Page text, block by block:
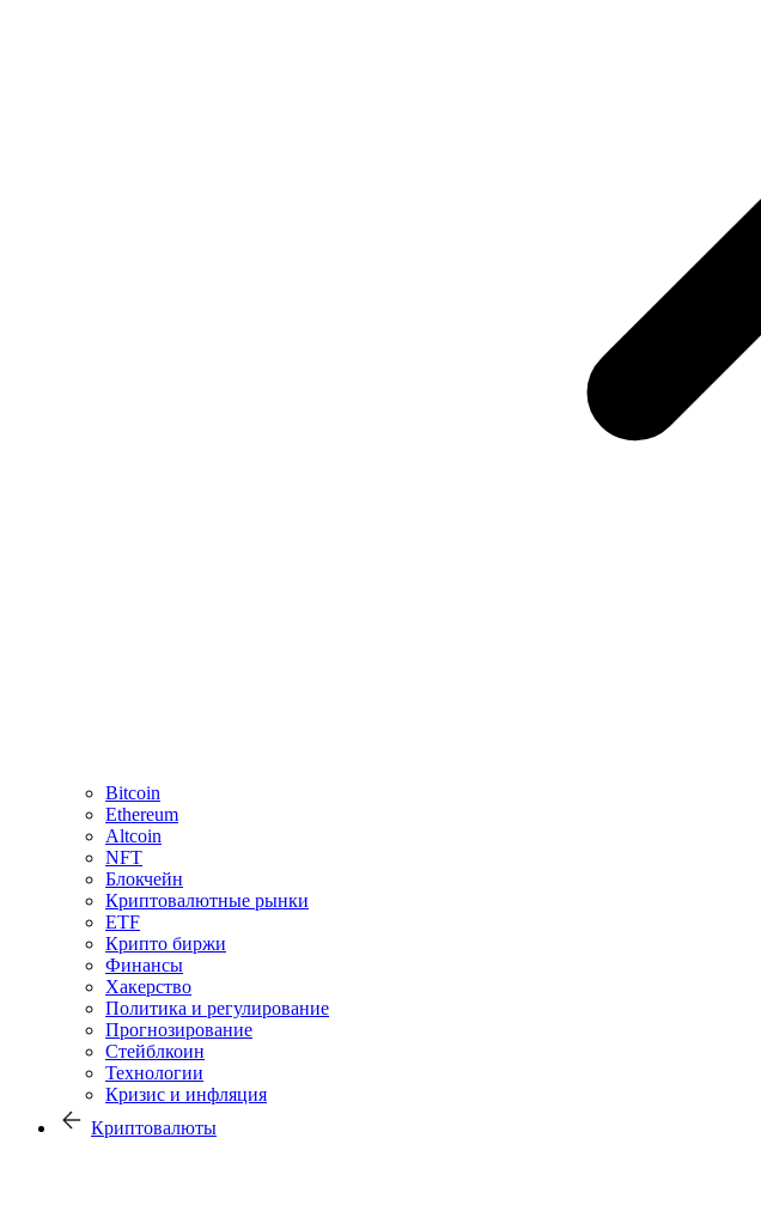
Bitcoin
Ethereum
Altcoin
NFT
Блокчейн
Криптовалютные рынки
ETF
Крипто биржи
Финансы
Хакерство
Политика и регулирование
Прогнозирование
Стейблкоин
Технологии
Кризис и инфляция
Криптовалюты